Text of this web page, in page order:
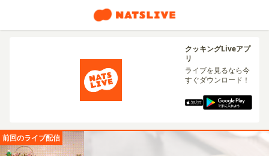
クッキングLiveアプ
リ
ライブを見るなら今
すぐダウンロード！
前回のライブ配信